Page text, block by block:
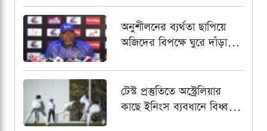
অনুশীলনের ব্যর্থতা ছাপিয়ে
অজিদের বিপক্ষে ঘুরে দাঁড়াতে
টেস্ট প্রস্তুতিতে অস্ট্রেলিয়ার
কাছে ইনিংস ব্যবধানে বিধ্বস্ত